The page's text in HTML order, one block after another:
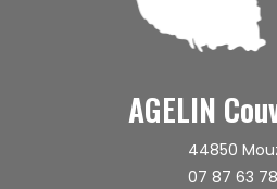
AGELIN
44850
07 87 63